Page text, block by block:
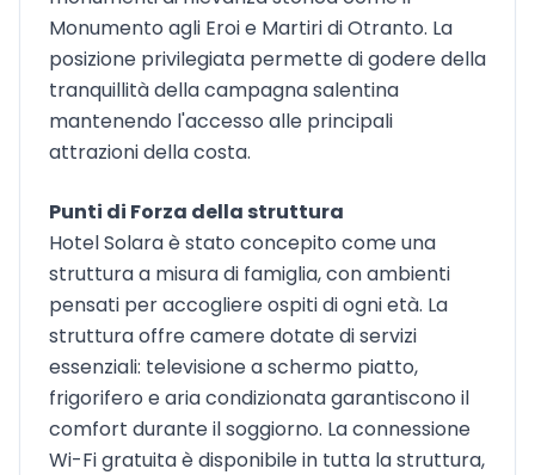
Monumento agli Eroi e Martiri di Otranto. La
posizione privilegiata permette di godere della
tranquillità della campagna salentina
mantenendo l'accesso alle principali
attrazioni della costa.
Punti di Forza della struttura
Hotel Solara è stato concepito come una
struttura a misura di famiglia, con ambienti
pensati per accogliere ospiti di ogni età. La
struttura offre camere dotate di servizi
essenziali: televisione a schermo piatto,
frigorifero e aria condizionata garantiscono il
comfort durante il soggiorno. La connessione
Wi-Fi gratuita è disponibile in tutta la struttura,